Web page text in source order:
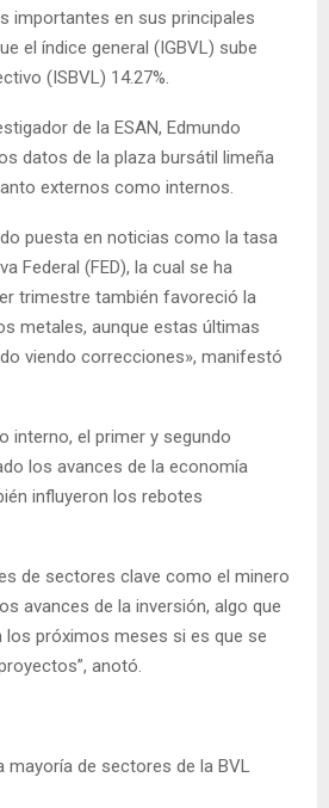
importantes en sus principales
el índice general (IGBVL) sube
(ISBVL) 14.27%.
de la ESAN, Edmundo
datos de la plaza bursátil limeña
externos como internos.
puesta en noticias como la tasa
Federal (FED), la cual se ha
trimestre también favoreció la
metales, aunque estas últimas
viendo correcciones», manifestó
interno, el primer y segundo
los avances de la economía
influyeron los rebotes
de sectores clave como el minero
avances de la inversión, algo que
los próximos meses si es que se
anotó.
mayoría de sectores de la BVL